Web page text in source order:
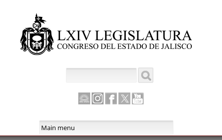
principal
Canal
Instagram
Facebook
Twitter